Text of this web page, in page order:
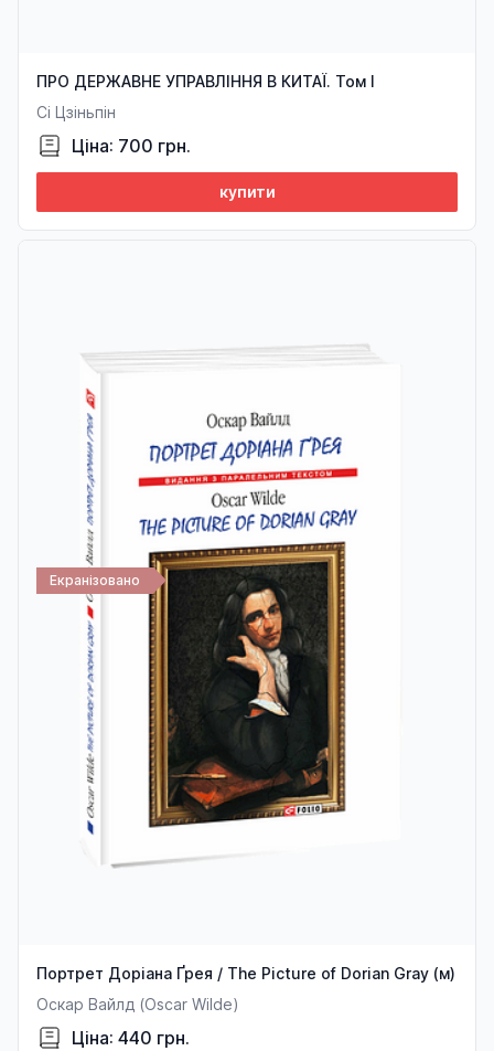
ПРО ДЕРЖАВНЕ УПРАВЛІННЯ В КИТАЇ. Том І
Сі Цзіньпін
Ціна: 700 грн.
купити
Екранізовано
Портрет Доріана Ґрея / The Picture of Dorian Gray (м)
Оскар Вайлд (Oscar Wilde)
Ціна: 440 грн.